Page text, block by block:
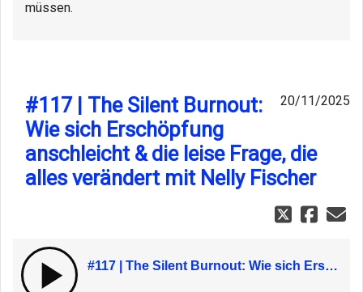
müssen.
20/11/2025
#117 | The Silent Burnout:
Wie sich Erschöpfung
anschleicht & die leise Frage, die
alles verändert mit Nelly Fischer
#117 | The Silent Burnout: Wie sich Erschöpfung anschleicht & die leise Frage, die alles verändert mit Nelly Fischer